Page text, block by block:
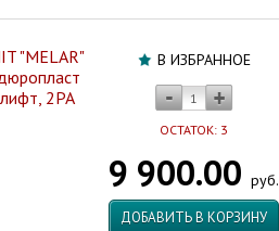
В ИЗБРАННОЕ
ОСТАТОК: 3
9 900.00 руб.
ДОБАВИТЬ В КОРЗИНУ
"MELAR"
2РА